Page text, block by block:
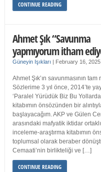
CONTINUE READING
Ahmet Şık “Savunma
yapmıyorum itham
Güneyin Işıkları | February 16, 2025
Ahmet Şık’ın savunmasının tam
Sözlerime 3 yıl önce, 2014’te
‘Paralel Yürüdük Biz Bu
kitabımın önsözünden bir
başlayacağım. AKP ve Gülen
arasındaki mafyatik iktidar
inceleme-araştırma kitabımın
toplumsal olarak beraber
Cemaati’nin birlikteliği ve […]
CONTINUE READING